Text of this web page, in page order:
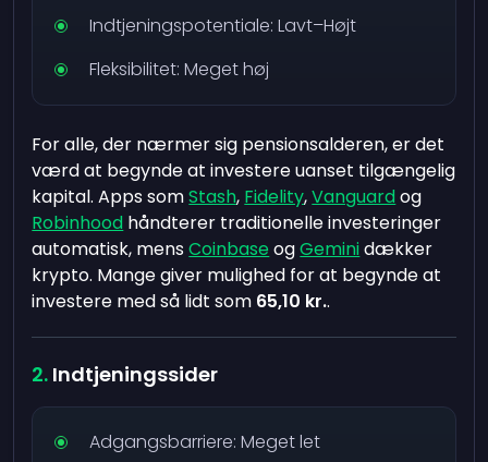
Indtjeningspotentiale: Lavt–Højt
Fleksibilitet: Meget høj
For alle, der nærmer sig pensionsalderen, er det
værd at begynde at investere uanset tilgængelig
kapital. Apps somStash, Fidelity,Vanguardog
Robinhood håndterer traditionelle investeringer
automatisk, mensCoinbase ogGeminidækker
krypto. Mange giver mulighed for at begynde at
investere med så lidt som 65,10 kr..
Indtjeningssider
Adgangsbarriere: Meget let